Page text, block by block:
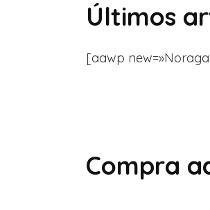
Últimos
[aawp
Compra